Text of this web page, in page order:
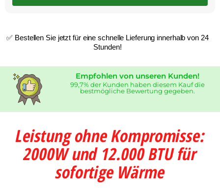
✅ Bestellen Sie jetzt für eine schnelle Lieferung innerhalb von 24
Stunden!
Empfohlen von unseren Kunden!
99,7% der Kunden haben diesem Kauf die
bestmögliche Bewertung gegeben.
Leistung ohne Kompromisse:
2000W und 12.000 BTU für
sofortige Wärme